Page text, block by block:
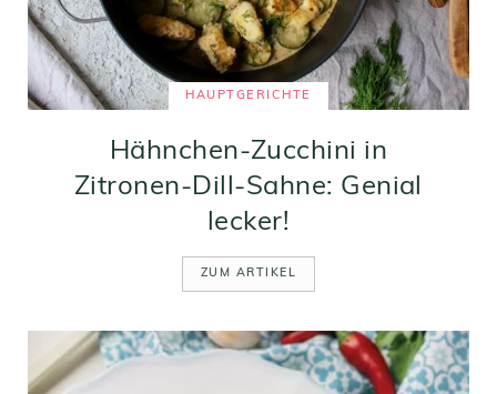
HAUPTGERICHTE
Hähnchen-Zucchini in
Zitronen-Dill-Sahne: Genial
lecker!
ZUM ARTIKEL